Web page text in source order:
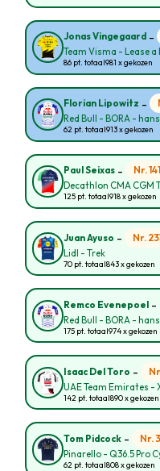
Jonas Vingegaard -
Team Visma - Lease a
86 pt. totaal981 x gekozen
Florian Lipowitz -
Red Bull - BORA -
62 pt. totaal913 x gekozen
Paul Seixas - Nr. 141
Decathlon CMA CGM
125 pt. totaal918 x gekozen
Juan Ayuso - Nr.
Lidl - Trek
70 pt. totaal843 x gekozen
Remco Evenepoel -
Red Bull - BORA -
175 pt. totaal974 x gekozen
Isaac Del Toro -
UAE Team Emirates -
142 pt. totaal890 x gekozen
Tom Pidcock - Nr.
Pinarello - Q36.5 Pro
62 pt. totaal808 x gekozen